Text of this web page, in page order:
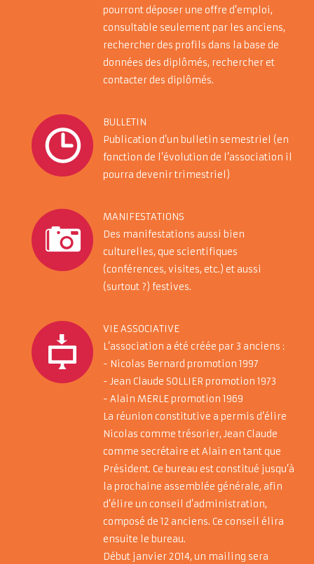
pourront déposer une offre d’emploi,
consultable seulement par les anciens,
rechercher des profils dans la base de
données des diplômés, rechercher et
contacter des diplômés.
BULLETIN
Publication d’un bulletin semestriel (en
fonction de l’évolution de l’association il
pourra devenir trimestriel)
MANIFESTATIONS
Des manifestations aussi bien
culturelles, que scientifiques
(conférences, visites, etc.) et aussi
(surtout ?) festives.
VIE ASSOCIATIVE
L’association a été créée par 3 anciens :
- Nicolas Bernard promotion 1997
- Jean Claude SOLLIER promotion 1973
- Alain MERLE promotion 1969
La réunion constitutive a permis d’élire
Nicolas comme trésorier, Jean Claude
comme secrétaire et Alain en tant que
Président. Ce bureau est constitué jusqu’à
la prochaine assemblée générale, afin
d’élire un conseil d’administration,
composé de 12 anciens. Ce conseil élira
ensuite le bureau.
Début janvier 2014, un mailing sera